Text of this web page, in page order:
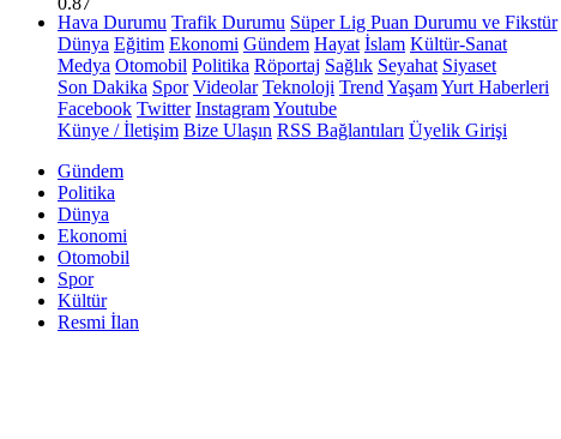
Hava Durumu Trafik Durumu Süper Lig Puan Durumu ve Fikstür
Dünya Eğitim Ekonomi Gündem Hayat İslam Kültür-Sanat
Medya Otomobil Politika Röportaj Sağlık Seyahat Siyaset
Son Dakika Spor Videolar Teknoloji Trend YaşamYurt Haberleri
Facebook Twitter InstagramYoutube
Künye / İletişim Bize Ulaşın RSS Bağlantıları Üyelik Girişi
Gündem
Politika
Dünya
Ekonomi
Otomobil
Spor
Kültür
Resmi İlan